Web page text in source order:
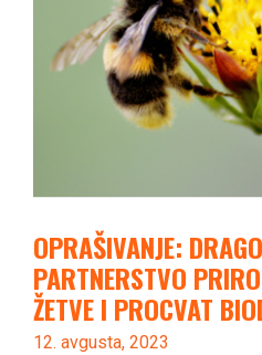
OPRAŠIVANJE:
PARTNERSTVO
ŽETVE I PROCVAT
12. avgusta, 2023